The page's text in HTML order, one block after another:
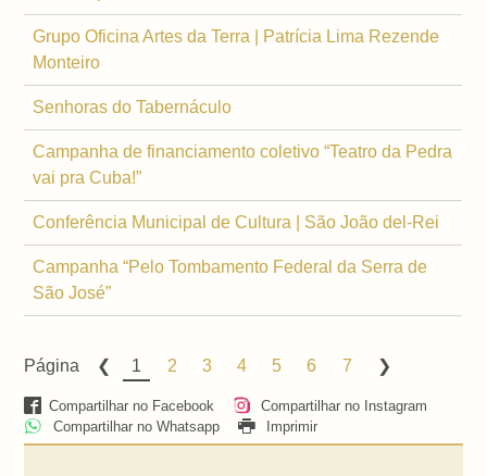
Grupo Oficina Artes da Terra | Patrícia Lima Rezende
Monteiro
Senhoras do Tabernáculo
Campanha de financiamento coletivo “Teatro da Pedra
vai pra Cuba!”
Conferência Municipal de Cultura | São João del-Rei
Campanha “Pelo Tombamento Federal da Serra de
São José”
Página 1 2 3 4 5 6 7
Compartilhar no Facebook
Compartilhar no Instagram
Compartilhar no Whatsapp
Imprimir